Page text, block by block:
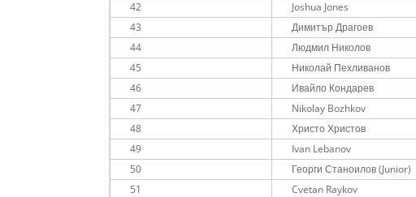
42
Joshua Jones
43
Димитър Драгоев
44
Людмил Николов
45
Николай Пехливанов
46
Ивайло Кондарев
47
Nikolay Bozhkov
48
Христо Христов
49
Ivan Lebanov
50
Георги Станоилов (Junior)
51
Cvetan Raykov